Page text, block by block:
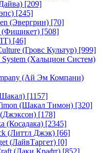
[209]
[245]
(Эвергрин) [70]
(Фишикет) [508]
[46]
(Гровс Культур) [999]
(Хальцион Систем)
(Ай Эм Компани)
[1157]
(Шакал Тимон) [320]
[178]
(Косадака) [2345]
(Литтл Джэк) [66]
(ЛайвТаргет) [0]